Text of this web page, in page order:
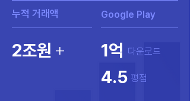
누적 거래액
2조원
Google Play
1억
4.5
다운로드
평점
​+